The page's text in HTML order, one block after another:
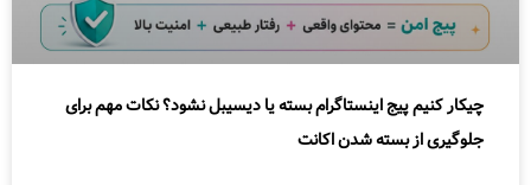
چیکار کنیم پیج اینستاگرام بسته یا دیسیبل نشود؟ نکات مهم برای
جلوگیری از بسته شدن اکانت